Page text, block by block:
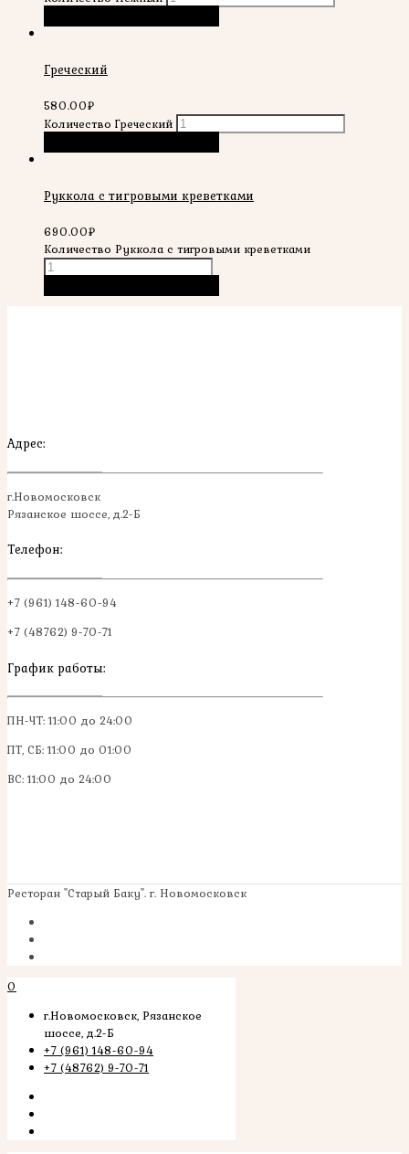
Греческий
580.00₽
Количество Греческий
Руккола с тигровыми креветками
690.00₽
Количество Руккола с тигровыми креветками
Адрес:
г.Новомосковск
Рязанское шоссе, д.2-Б
Телефон:
+7 (961) 148-60-94
+7 (48762) 9-70-71
График работы:
ПН-ЧТ: 11:00 до 24:00
ПТ, СБ: 11:00 до 01:00
ВС: 11:00 до 24:00
Ресторан "Старый Баку". г. Новомосковск
0
г.Новомосковск, Рязанское
шоссе, д.2-Б
+7 (961) 148-60-94
+7 (48762) 9-70-71